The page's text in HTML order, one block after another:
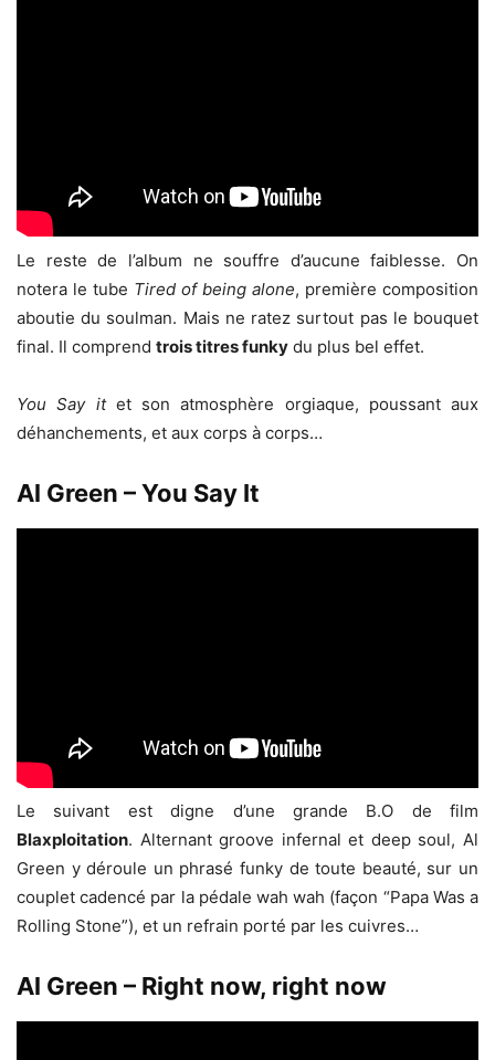
Le reste de l’album ne souffre d’aucune faiblesse. On
notera le tube Tired of being alone, première composition
aboutie du soulman. Mais ne ratez surtout pas le bouquet
final. Il comprend trois titres funky du plus bel effet.
You Say itet son atmosphère orgiaque, poussant aux
déhanchements, et aux corps à corps…
Al Green – You Say It
Le suivant est digne d’une grande B.O de film
Blaxploitation. Alternant groove infernal et deep soul, Al
Green y déroule un phrasé funky de toute beauté, sur un
couplet cadencé par la pédale wah wah (façon “Papa Was a
Rolling Stone”), et un refrain porté par les cuivres…
Al Green – Right now, right now